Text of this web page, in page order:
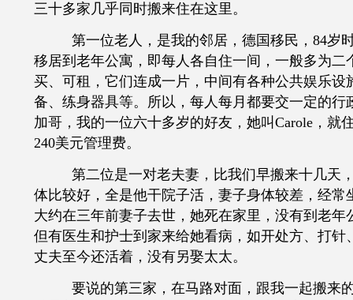
三十多家几乎同时搬来住在这里。
第一位老人，是我的邻居，德国移民， 84岁
移居到老年公寓，即每人各自住一间，一般多为二
买、可租，它们连成一片，中间有各种公共娱乐设
备、练身器具等。所以，每人每月都要交一定的行
加哥，我的一位六十多岁的好友，她叫Carole，就
240美元管理费。
第二位是一对老夫妻，比我们早搬来十几天
体比较好，全是他干院子活，妻子身体较差，经常
大约在三年前妻子去世，她死在家里，没有到老年
但有医生和护士到家来给她看病，如开处方、打针
丈夫至今还活着，没有另娶太太。
要说的第三家，在马路对面，跟我一起搬来